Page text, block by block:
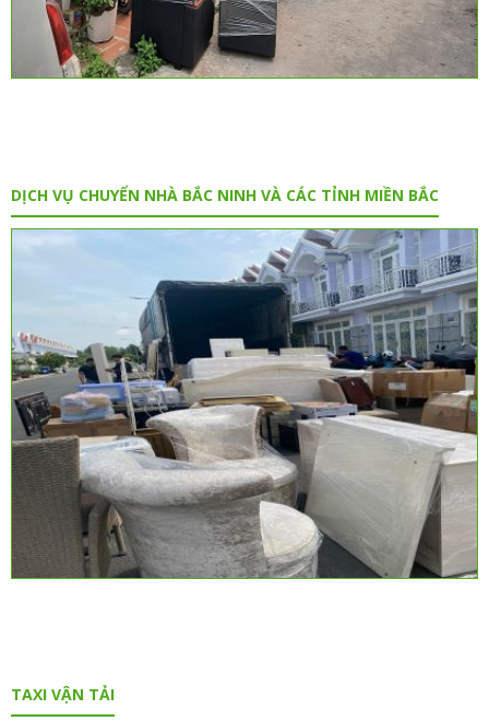
DỊCH VỤ CHUYỂN NHÀ BẮC NINH VÀ CÁC TỈNH MIỀN BẮC
TAXI VẬN TẢI